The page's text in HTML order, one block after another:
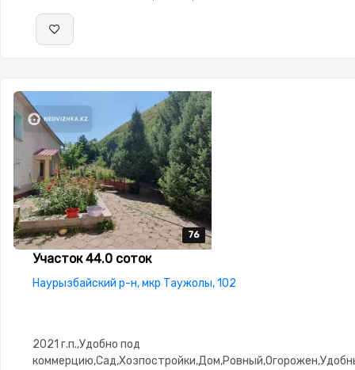
76
76
76
76
76
Участок 44.0 соток
Наурызбайский р-н, мкр Таужолы, 102
2021 г.п.,Удобно под